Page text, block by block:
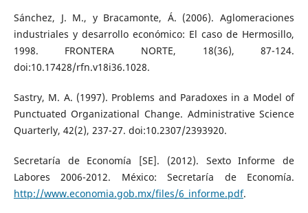
Sánchez, J. M., y Bracamonte, Á. (2006). Aglomeraciones
industriales y desarrollo económico: El caso de Hermosillo,
1998. FRONTERA NORTE, 18(36), 87-124.
doi:10.17428/rfn.v18i36.1028.
Sastry, M. A. (1997). Problems and Paradoxes in a Model of
Punctuated Organizational Change. Administrative Science
Quarterly, 42(2), 237-27. doi:10.2307/2393920.
Secretaría de Economía [SE]. (2012). Sexto Informe de
Labores 2006-2012. México: Secretaría de Economía.
http://www.economia.gob.mx/files/6_informe.pdf.